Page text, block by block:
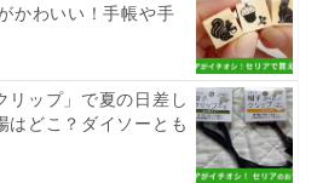
かわいい！手帳や手
リップ」で夏の日差し
どこ？ダイソーとも